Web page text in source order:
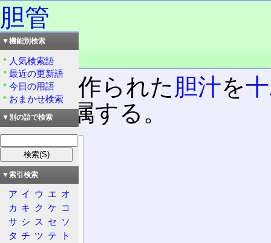
胆管
読み：たんかん
品詞：名詞
肝臓で作られた 胆汁を
胆道に属する。
目次
概要
特徴
肝内胆管
肝外胆管
▼機能別検索
人気検索語
最近の更新語
今日の用語
おまかせ検索
▼別の語で検索
▼索引検索
ア イ ウ エ オ
カ キ ク ケ コ
サ シ ス セ ソ
タ チ ツ テ
ト